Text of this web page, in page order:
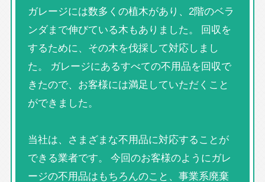
ガレージには数多くの植木があり、2階のベラ
ンダまで伸びている木もありました。 回収を
するために、その木を伐採して対応しまし
た。 ガレージにあるすべての不用品を回収で
きたので、お客様には満足していただくこと
ができました。
当社は、さまざまな不用品に対応することが
できる業者です。 今回のお客様のようにガレ
ージの不用品はもちろんのこと、事業系廃棄